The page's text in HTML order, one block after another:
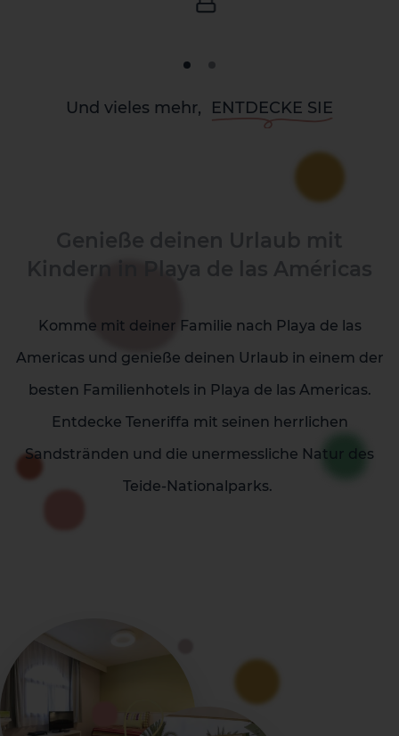
La Palma Tenerife
Und vieles mehr, ENTDECKE SIE
Komme mit deiner Familie nach Playa de las
Americas und genieße deinen Urlaub in einem der
besten Familienhotels in Playa de las Americas.
Entdecke Teneriffa mit seinen herrlichen
Sandstränden und die unermessliche Natur des
Teide-Nationalparks.